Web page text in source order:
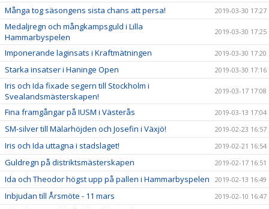
Många tog säsongens sista chans att persa! 2019-03-30 17:27
Medaljregn och mångkampsguld i Lilla
Hammarbyspelen
2019-03-30 17:25
Imponerande laginsats i Kraftmätningen 2019-03-30 17:20
Starka insatser i Haninge Open 2019-03-30 17:16
Iris och Ida fixade segern till Stockholm i
Svealandsmästerskapen!
2019-03-17 17:08
Fina framgångar på IUSM i Västerås 2019-03-13 17:04
SM-silver till Mälarhöjden och Josefin i Växjö! 2019-02-23 16:57
Iris och Ida uttagna i stadslaget! 2019-02-21 16:54
Guldregn på distriktsmästerskapen 2019-02-17 16:51
Ida och Theodor högst upp på pallen i Hammarbyspelen 2019-02-13 16:49
Inbjudan till Årsmöte - 11 mars 2019-02-10 16:47